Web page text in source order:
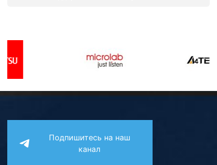
Подпишитесь на наш
канал